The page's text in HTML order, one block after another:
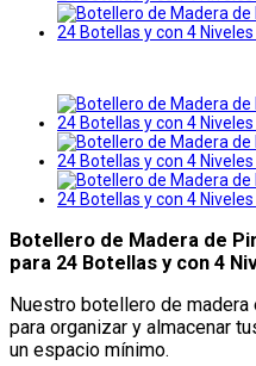
Botellero de Madera de
para 24 Botellas y con 4
Nuestro botellero de
para organizar y almacenar
un espacio mínimo.